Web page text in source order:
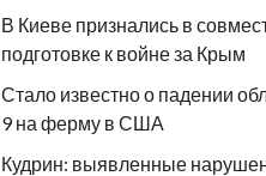
В Киеве признались в
подготовке к войне за Крым
Стало известно о падении
9 на ферму в США
Кудрин: выявленные